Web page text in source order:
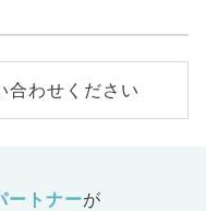
合わせください
ートナーが